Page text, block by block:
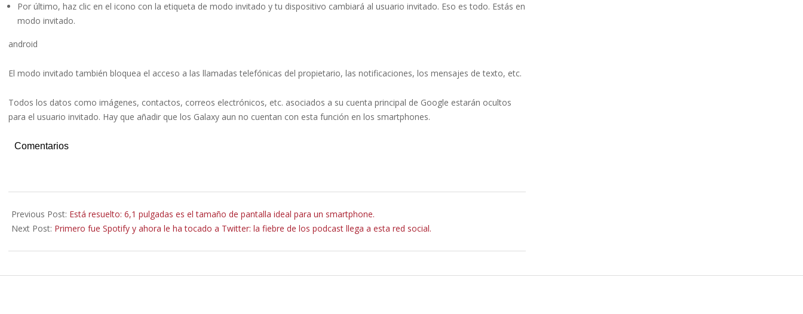
Por último, haz clic en el icono con la etiqueta de modo invitado y tu dispositivo cambiará al usuario invitado. Eso es todo. Estás en
modo invitado.
android
El modo invitado también bloquea el acceso a las llamadas telefónicas del propietario, las notificaciones, los mensajes de texto, etc.
Todos los datos como imágenes, contactos, correos electrónicos, etc. asociados a su cuenta principal de Google estarán ocultos
para el usuario invitado. Hay que añadir que los Galaxy aun no cuentan con esta función en los smartphones.
Comentarios
08-
29
Previous Post: Está resuelto: 6,1 pulgadas es el tamaño de pantalla ideal para un smartphone.
Next Post: Primero fue Spotify y ahora le ha tocado a Twitter: la fiebre de los podcast llega a esta red social.